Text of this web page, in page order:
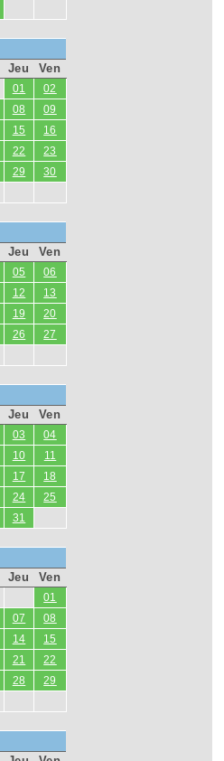
Jeu Ven
01
02
08
09
15
16
22
23
29
30
Jeu Ven
05
06
12
13
19
20
26
27
Jeu Ven
03
04
10
11
17
18
24
25
31
Jeu Ven
01
07
08
14
15
21
22
28
29